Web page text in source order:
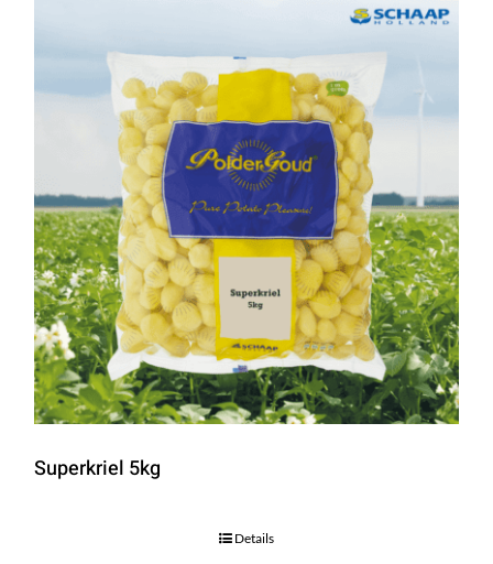
Superkriel 5kg
Details